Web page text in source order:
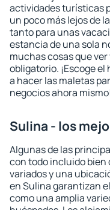
actividades turísticas
un poco más lejos de
tanto para unas
estancia de una sola
muchas cosas que
obligatorio. ¡Escoge
a hacer las maletas
negocios ahora mismo!
Sulina - los
Algunas de las
con todo incluido bien
variados y una
en Sulina garantizan
como una amplia